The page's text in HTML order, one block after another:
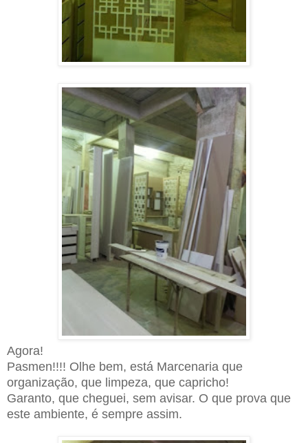
Agora!
Pasmen!!!! Olhe bem, está Marcenaria que
organização, que limpeza, que capricho!
Garanto, que cheguei, sem avisar. O que prova que
este ambiente, é sempre assim.